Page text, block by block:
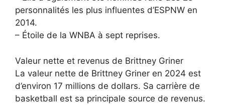
personnalités les plus influentes d’ESPNW en
2014.
– Étoile de la WNBA à sept reprises.
Valeur nette et revenus de Brittney Griner
La valeur nette de Brittney Griner en 2024 est
d’environ 17 millions de dollars. Sa carrière de
basketball est sa principale source de revenus.